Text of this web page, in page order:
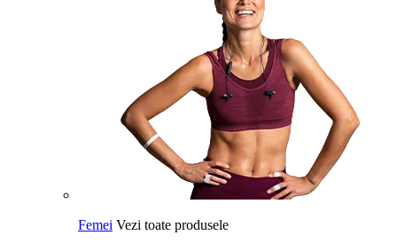
Femei Vezi toate produsele